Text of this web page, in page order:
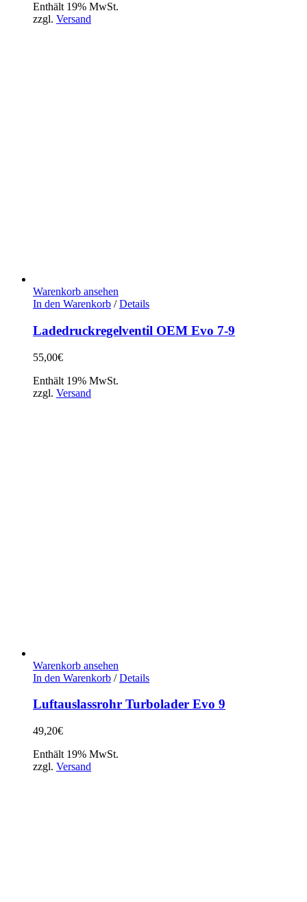
Enthält 19% MwSt.
zzgl. Versand
Warenkorb ansehen
In den Warenkorb / Details
Ladedruckregelventil OEM Evo 7-9
55,00€
Enthält 19% MwSt.
zzgl. Versand
Warenkorb ansehen
In den Warenkorb / Details
Luftauslassrohr Turbolader Evo 9
49,20€
Enthält 19% MwSt.
zzgl. Versand